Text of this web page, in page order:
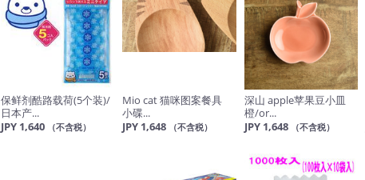
保鲜剂酷路载荷(5个装)/
日本产...
JPY 1,640
（不含税）
Mio cat 猫咪图案餐具
小碟...
JPY 1,648
（不含税）
深山 apple苹果豆小皿
橙/or...
JPY 1,648
（不含税）